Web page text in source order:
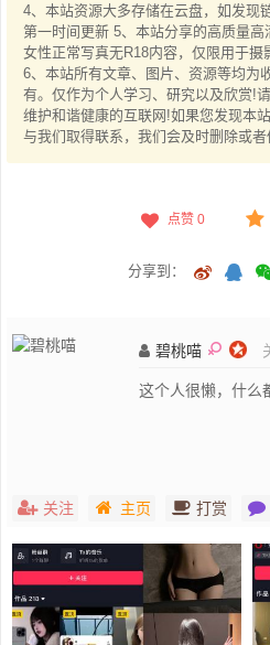
4、本站资源大多存储在云盘，如发现
第一时间更新 5、本站分享的高质量
女性正常写真无R18内容，仅限用于
6、本站所有文章、图片、资源等均为
有。仅作为个人学习、研究以及欣赏!
维护和谐健康的互联网!如果您发现本
与我们取得联系，我们会及时删除或者
点赞 0
分享到：
碧桃喵
这个人很懒，什么
关注 主页 打赏